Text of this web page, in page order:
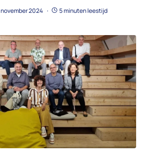
2024 5 minuten leestijd